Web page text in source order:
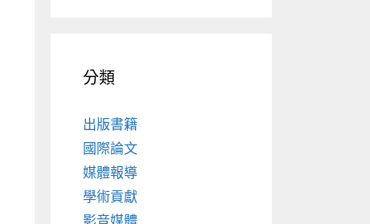
分類
出版書籍
國際論文
媒體報導
學術貢獻